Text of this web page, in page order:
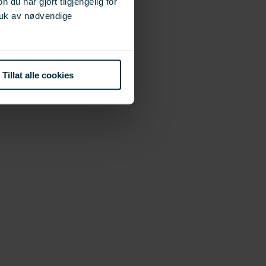
av nødvendige
Tillat alle cookies